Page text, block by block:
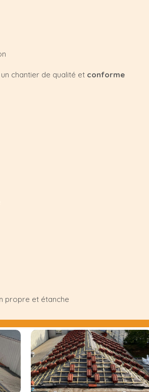
chantier de qualité et conforme
propre et étanche